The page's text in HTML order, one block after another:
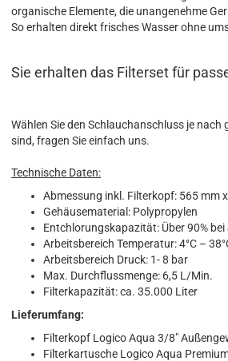
organische Elemente, die unangenehme
So erhalten direkt frisches Wasser ohne
Sie erhalten das Filterset für
Wählen Sie den Schlauchanschluss je
sind, fragen Sie einfach uns.
Technische Daten:
Abmessung inkl. Filterkopf: 565 mm
Gehäusematerial: Polypropylen
Entchlorungskapazität: Über 90%
Arbeitsbereich Temperatur: 4°C –
Arbeitsbereich Druck: 1- 8 bar
Max. Durchflussmenge: 6,5 L/Min.
Filterkapazität: ca. 35.000 Liter
Lieferumfang:
Filterkopf Logico Aqua 3/8"
Filterkartusche Logico Aqua